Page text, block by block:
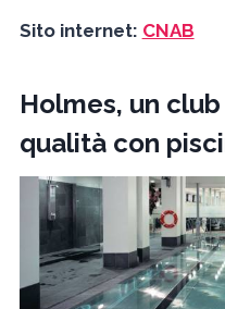
Sito internet: CNAB
Holmes, un
qualità con